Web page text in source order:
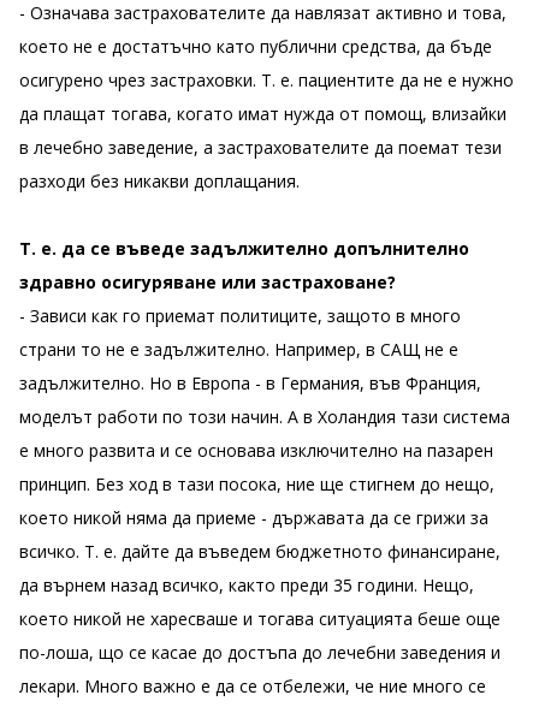
- Означава застрахователите да навлязат активно и това,
което не е достатъчно като публични средства, да бъде
осигурено чрез застраховки. Т. е. пациентите да не е нужно
да плащат тогава, когато имат нужда от помощ, влизайки
в лечебно заведение, а застрахователите да поемат тези
разходи без никакви доплащания.
Т. е. да се въведе задължително допълнително
здравно осигуряване или застраховане?
- Зависи как го приемат политиците, защото в много
страни то не е задължително. Например, в САЩ не е
задължително. Но в Европа - в Германия, във Франция,
моделът работи по този начин. А в Холандия тази система
е много развита и се основава изключително на пазарен
принцип. Без ход в тази посока, ние ще стигнем до нещо,
което никой няма да приеме - държавата да се грижи за
всичко. Т. е. дайте да въведем бюджетното финансиране,
да върнем назад всичко, както преди 35 години. Нещо,
което никой не харесваше и тогава ситуацията беше още
по-лоша, що се касае до достъпа до лечебни заведения и
лекари. Много важно е да се отбележи, че ние много се